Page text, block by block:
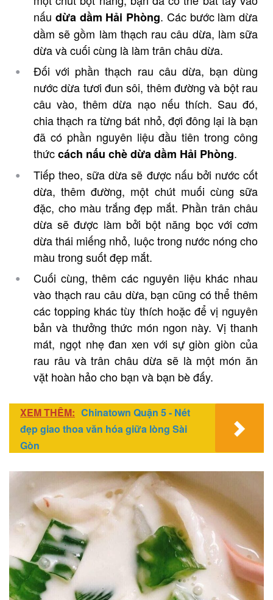
nấu dừa dầm Hải Phòng. Các bước làm dừa
dầm sẽ gồm làm thạch rau câu dừa, làm sữa
dừa và cuối cùng là làm trân châu dừa.
Đối với phần thạch rau câu dừa, bạn dùng
nước dừa tươi đun sôi, thêm đường và bột rau
câu vào, thêm dừa nạo nếu thích. Sau đó,
chia thạch ra từng bát nhỏ, đợi đông lại là bạn
đã có phần nguyên liệu đầu tiên trong công
thứccách nấu chè dừa dầm Hải Phòng.
Tiếp theo, sữa dừa sẽ được nấu bởi nước cốt
dừa, thêm đường, một chút muối cùng sữa
đặc, cho màu trắng đẹp mắt. Phần trân châu
dừa sẽ được làm bởi bột năng bọc với cơm
dừa thái miếng nhỏ, luộc trong nước nóng cho
màu trong suốt đẹp mắt.
Cuối cùng, thêm các nguyên liệu khác nhau
vào thạch rau câu dừa, bạn cũng có thể thêm
các topping khác tùy thích hoặc để vị nguyên
bản và thưởng thức món ngon này. Vị thanh
mát, ngọt nhẹ đan xen với sự giòn giòn của
rau râu và trân châu dừa sẽ là một món ăn
vặt hoàn hảo cho bạn và bạn bè đấy.
XEM THÊM: Chinatown Quận 5 - Nét
đẹp giao thoa văn hóa giữa lòng Sài
Gòn